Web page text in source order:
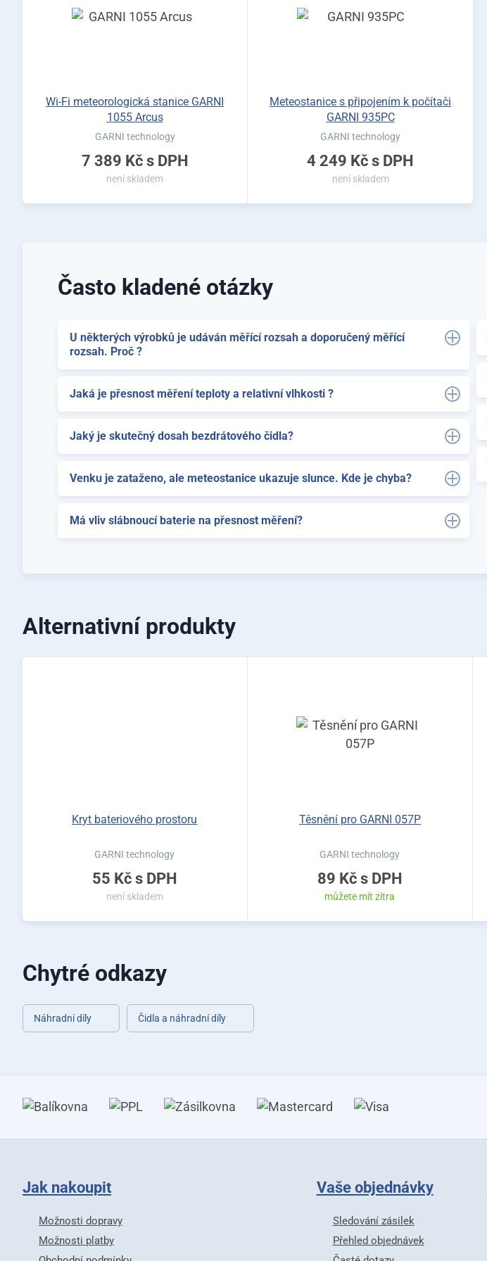
Wi-Fi meteorologická stanice GARNI
1055 Arcus
GARNI technology
7 389 Kč s DPH
není skladem
Meteostanice s připojením k počítači
GARNI 935PC
GARNI technology
4 249 Kč s DPH
není skladem
Často kladené otázky
U některých výrobků je udáván měřící rozsah a doporučený měřící
rozsah. Proč ?
Jaká je přesnost měření teploty a relativní vlhkosti ?
Jaký je skutečný dosah bezdrátového čidla?
Venku je zataženo, ale meteostanice ukazuje slunce. Kde je chyba?
Má vliv slábnoucí baterie na přesnost měření?
Alternativní produkty
Kryt bateriového prostoru
GARNI technology
55 Kč s DPH
není skladem
Těsnění pro GARNI 057P
GARNI technology
89 Kč s DPH
můžete mít zítra
Chytré odkazy
Náhradní díly Čidla a náhradní díly
Jak nakoupit
Možnosti dopravy
Možnosti platby
Vaše objednávky
Sledování zásilek
Přehled objednávek